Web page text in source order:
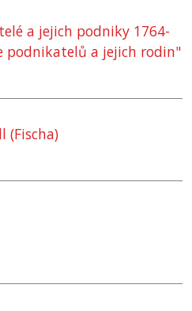
a jejich podniky 1764-
podnikatelů a jejich rodin"
(Fischa)